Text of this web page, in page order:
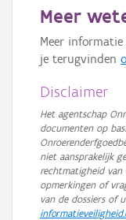
Meer
Meer
je terugvinden
Disclaimer
Het agentschap
documenten op
niet aansprakelijk
rechtmatigheid van
opmerkingen of
van de dossiers of